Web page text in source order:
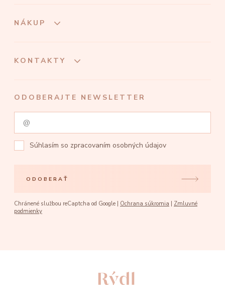
NÁKUP
KONTAKTY
ODOBERAJTE NEWSLETTER
Súhlasím so zpracovaním osobných údajov
ODOBERAŤ
Chránené službou reCaptcha od Google | Ochrana súkromia
Zmluvné
podmienky